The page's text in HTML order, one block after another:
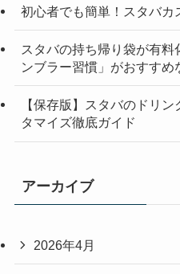
初心者でも簡単！スタバカ
スタバの持ち帰り袋が有
ンブラー習慣」がおすすめ
【保存版】スタバのドリ
タマイズ徹底ガイド
アーカイブ
2026年4月